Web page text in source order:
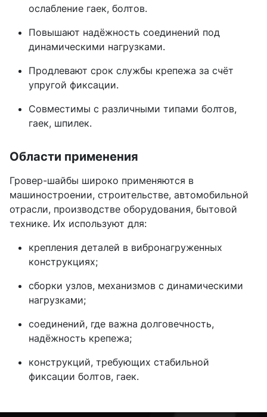
ослабление гаек, болтов.
Повышают надёжность соединений под
динамическими нагрузками.
Продлевают срок службы крепежа за счёт
упругой фиксации.
Совместимы с различными типами болтов,
гаек, шпилек.
Области применения
Гровер-шайбы широко применяются в
машиностроении, строительстве, автомобильной
отрасли, производстве оборудования, бытовой
технике. Их используют для:
крепления деталей в вибронагруженных
конструкциях;
сборки узлов, механизмов с динамическими
нагрузками;
соединений, где важна долговечность,
надёжность крепежа;
конструкций, требующих стабильной
фиксации болтов, гаек.